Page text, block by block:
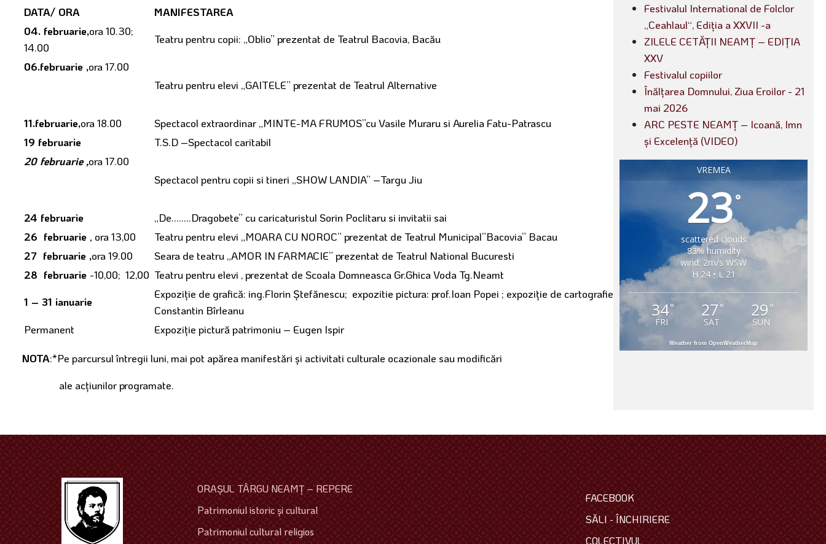
DATA/ ORA
MANIFESTAREA
04. februarie,ora 10.30;
14.00
Teatru pentru copii: „Oblio” prezentat de Teatrul Bacovia, Bacău
06.februarie ,ora 17.00
Teatru pentru elevi „GAITELE” prezentat de Teatrul Alternative
11.februarie,ora 18.00
Spectacol extraordinar „MINTE-MA FRUMOS”cu Vasile Muraru si Aurelia Fatu-Patrascu
19 februarie
T.S.D –Spectacol caritabil
20 februarie ,ora 17.00
Spectacol pentru copii si tineri „SHOW LANDIA” –Targu Jiu
24 februarie
„De........Dragobete” cu caricaturistul Sorin Poclitaru si invitatii sai
26 februarie , ora 13,00
Teatru pentru elevi „MOARA CU NOROC” prezentat de Teatrul Municipal”Bacovia” Bacau
27 februarie ,ora 19.00
Seara de teatru „AMOR IN FARMACIE” prezentat de Teatrul National Bucuresti
28 februarie -10,00; 12,00 Teatru pentru elevi , prezentat de Scoala Domneasca Gr.Ghica Voda Tg.Neamt
1 – 31 ianuarie
Expoziţie de grafică: ing.Florin Ştefănescu; expozitie pictura: prof.Ioan Popei ; expoziţie de cartografie –
Constantin Bîrleanu
Permanent
Expoziţie pictură patrimoniu – Eugen Ispir
NOTA:*Pe parcursul întregii luni, mai pot apărea manifestări şi activitati culturale ocazionale sau modificări
ale acţiunilor programate.
Festivalul International de Folclor
„Ceahlaul“, Ediția a XXVII -a
ZILELE CETĂȚII NEAMȚ – EDIȚIA
XXV
Festivalul copiilor
Înălțarea Domnului, Ziua Eroilor - 21
mai 2026
ARC PESTE NEAMȚ – Icoană, Imn
și Excelență (VIDEO)
VREMEA
23°
scattered clouds
83% humidity
wind: 2m/s WSW
H 24 • L 21
34°
FRI
27 °
SAT
29 °
SUN
Weather from OpenWeatherMap
ORAŞUL TÂRGU NEAMŢ – REPERE
Patrimoniul istoric şi cultural
Patrimoniul cultural religios
FACEBOOK
SĂLI - ÎNCHIRIERE
COLECTIVUL